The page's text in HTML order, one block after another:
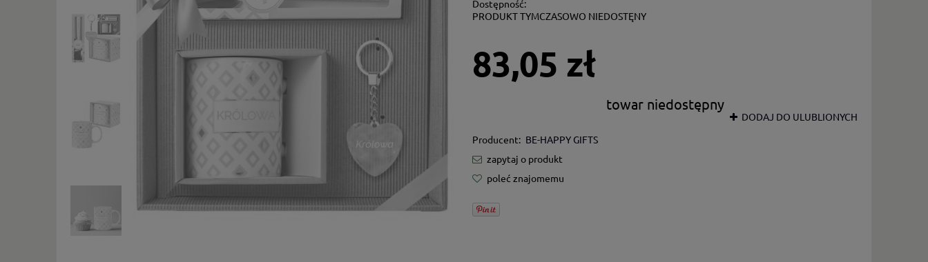
Dostępność:
PRODUKT TYMCZASOWO NIEDOSTĘNY
83,05 zł
towar niedostępny
DODAJ DO ULUBLIONYCH
Producent: BE-HAPPY GIFTS
zapytaj o produkt
poleć znajomemu